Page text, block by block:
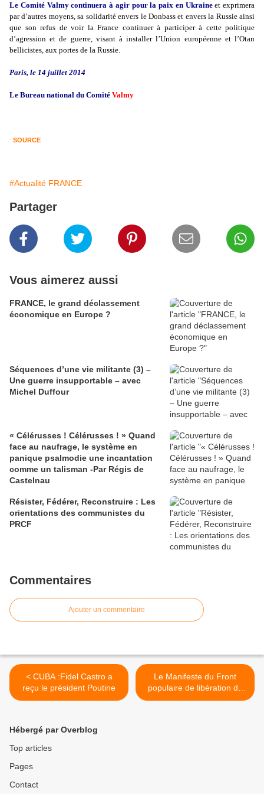
Le Comité Valmy continuera à agir pour la paix en Ukraineet exprimera
par d’autres moyens, sa solidarité envers le Donbass et envers la Russie ainsi
que son refus de voir la France continuer à participer à cette politique
d’agression et de guerre, visant à installer l’Union européenne et l’Otan
bellicistes, aux portes de la Russie.
Paris, le 14 juillet 2014
Le Bureau national du Comité Valmy
SOURCE
#Actualité FRANCE
Partager
Vous aimerez aussi
FRANCE, le grand déclassement
économique en Europe ?
Séquences d’une vie militante (3) –
Une guerre insupportable – avec
Michel Duffour
« Célérusses ! Célérusses ! » Quand
face au naufrage, le système en
panique psalmodie une incantation
comme un talisman -Par Régis de
Castelnau
Résister, Fédérer, Reconstruire : Les
orientations des communistes du
PRCF
Commentaires
Ajouter un commentaire
< CUBA :Fidel Castro a
reçu le président Poutine
Le Manifeste du Front
populaire de libération de
l’Ukraine >
Hébergé par Overblog
Top articles
Pages
Contact